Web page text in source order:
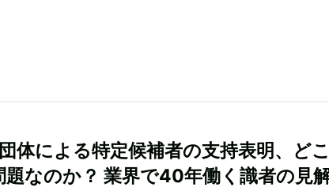
体による特定候補者の支持表明、ど
題なのか？ 業界で40年働く識者の見